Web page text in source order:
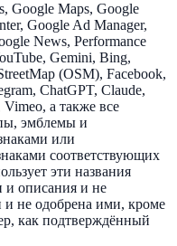
Google Maps, Google
Google Ad Manager,
News, Performance
Gemini, Bing,
(OSM), Facebook,
ChatGPT, Claude,
а также все
эмблемы и
или
соответствующих
эти названия
и описания и не
не одобрена ими, кроме
как подтверждённый